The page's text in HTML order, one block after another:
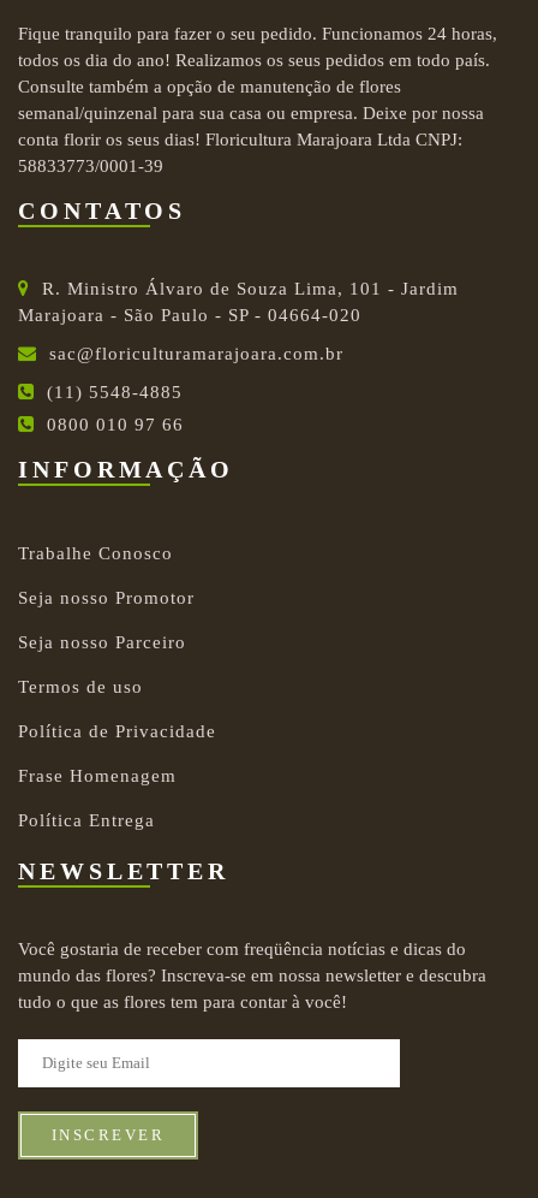
Fique tranquilo para fazer o seu pedido. Funcionamos 24 horas,
todos os dia do ano! Realizamos os seus pedidos em todo país.
Consulte também a opção de manutenção de flores
semanal/quinzenal para sua casa ou empresa. Deixe por nossa
conta florir os seus dias! Floricultura Marajoara Ltda CNPJ:
58833773/0001-39
CONTATOS
R. Ministro Álvaro de Souza Lima, 101 - Jardim
Marajoara - São Paulo - SP - 04664-020
sac@floriculturamarajoara.com.br
(11) 5548-4885
0800 010 97 66
INFORMAÇÃO
Trabalhe Conosco
Seja nosso Promotor
Seja nosso Parceiro
Termos de uso
Política de Privacidade
Frase Homenagem
Política Entrega
NEWSLETTER
Você gostaria de receber com freqüência notícias e dicas do
mundo das flores? Inscreva-se em nossa newsletter e descubra
tudo o que as flores tem para contar à você!
INSCREVER